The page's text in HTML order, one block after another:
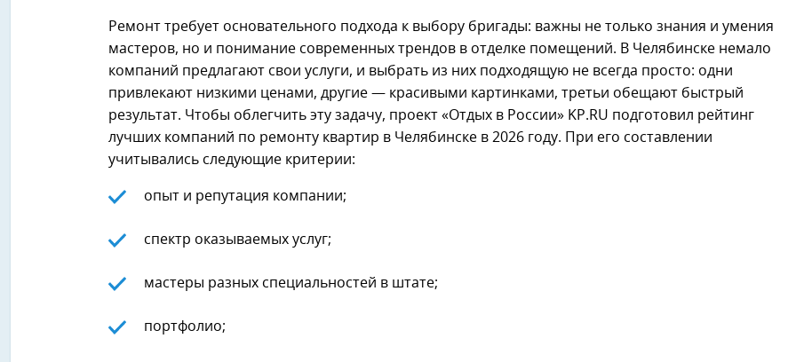
Ремонт требует основательного подхода к выбору бригады: важны не только знания и умения
мастеров, но и понимание современных трендов в отделке помещений. В Челябинске немало
компаний предлагают свои услуги, и выбрать из них подходящую не всегда просто: одни
привлекают низкими ценами, другие — красивыми картинками, третьи обещают быстрый
результат. Чтобы облегчить эту задачу, проект «Отдых в России» KP.RU подготовил рейтинг
лучших компаний по ремонту квартир в Челябинске в 2026 году. При его составлении
учитывались следующие критерии:
опыт и репутация компании;
спектр оказываемых услуг;
мастеры разных специальностей в штате;
портфолио;